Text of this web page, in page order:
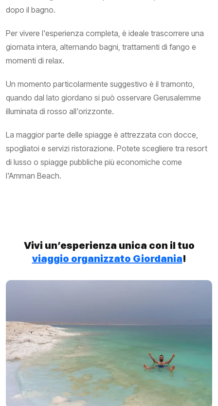
dopo il bagno.
Per vivere l'esperienza completa, è ideale trascorrere una
giornata intera, alternando bagni, trattamenti di fango e
momenti di relax.
Un momento particolarmente suggestivo è il tramonto,
quando dal lato giordano si può osservare Gerusalemme
illuminata di rosso all'orizzonte.
La maggior parte delle spiagge è attrezzata con docce,
spogliatoi e servizi ristorazione. Potete scegliere tra resort
di lusso o spiagge pubbliche più economiche come
l'Amman Beach.
Vivi un’esperienza unica con il tuo
viaggio organizzato Giordania!